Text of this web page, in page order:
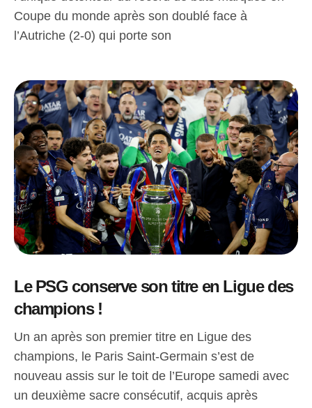
Coupe du monde après son doublé face à
l’Autriche (2-0) qui porte son
Le PSG conserve son titre en Ligue des
champions !
Un an après son premier titre en Ligue des
champions, le Paris Saint-Germain s’est de
nouveau assis sur le toit de l’Europe samedi avec
un deuxième sacre consécutif, acquis après